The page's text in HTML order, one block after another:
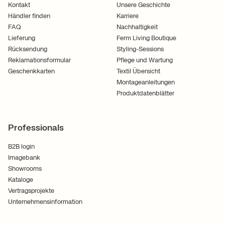
Kontakt
Händler finden
FAQ
Lieferung
Rücksendung
Reklamationsformular
Geschenkkarten
Unsere Geschichte
Karriere
Nachhaltigkeit
Ferm Living Boutique
Styling-Sessions
Pflege und Wartung
Textil Übersicht
Montageanleitungen
Produktdatenblätter
Professionals
B2B login
Imagebank
Showrooms
Kataloge
Vertragsprojekte
Unternehmensinformation